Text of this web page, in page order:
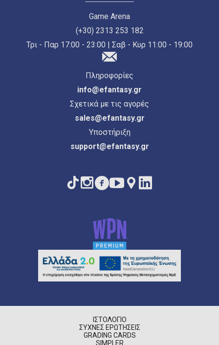
Game Arena
(+30) 2313 253 182
Τρι - Παρ 17:00 - 23:00 | Σαβ - Κυρ 11:00 - 19:00
Πληροφορίες
info@efantasy.gr
Σχετικά με τις αγορές
sales@efantasy.gr
Υποστήριξη
support@efantasy.gr
ΙΣΤΟΛΌΓΙΟ
ΣΥΧΝΈΣ ΕΡΩΤΉΣΕΙΣ
GRADING CARDS
SIMPLER